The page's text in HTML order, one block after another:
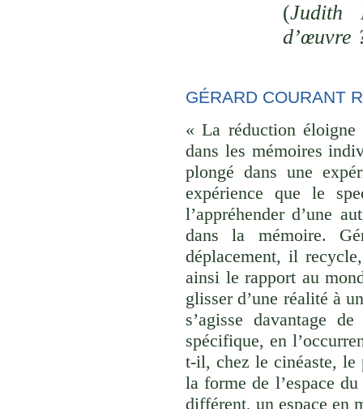
(Judith
d’œuvre
GÉRARD COURANT
« La réduction
dans les mémoires
plongé dans une
expérience que le
l’appréhender d’une
dans la mémoire.
déplacement, il
ainsi le rapport au
glisser d’une réalité à
s’agisse davantage
spécifique, en
t-il, chez le cinéaste, le
la forme de l’espace
différent, un espace en